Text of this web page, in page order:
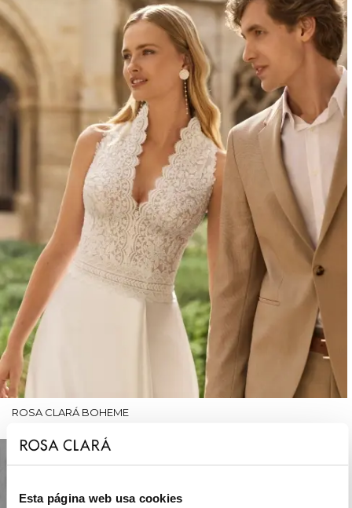
Esta página web usa cookies
ROSA CLARÁ BOHEME